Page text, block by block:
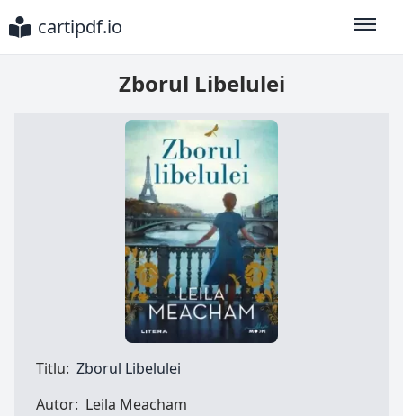
cartipdf.io
Zborul Libelulei
Titlu: Zborul Libelulei
Autor: Leila Meacham